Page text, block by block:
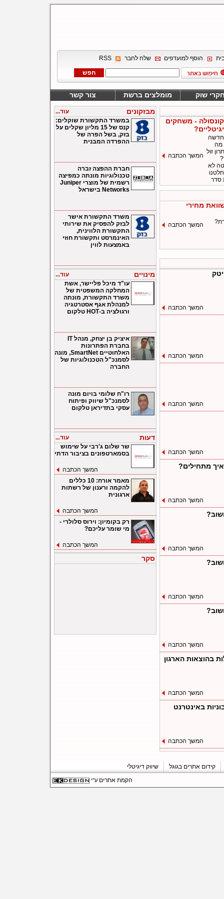
הוסף למועדפים שלח לחבר RSS
שוק מומלצים ברשת צור קשר
מבזקונים
עוד...
במשרד התקשורת שוקלים:
קנס של 15 מליון שקלים על
בזק, בשל הפרה של
ההפרדה המבנית
חברת ההפצה זברה
טכנולוגיות מונתה כמפיצה
רשמית של מוצרי Juniper
Networks בישראל
משרד התקשורת אישר
לבזק להפסיק את שירותי
התקשורת הלווינית,
האינמרסט ותקשורת חוזי
באמצעות לווין
מינויים
עוד...
עו"ד מיכל פליישר, אשת
המחלקה המשפטית של
משרד התקשורת, מונתה
למנהלת אגף אסטרטגיה
ורגולציה ב-HOT טלקום
איציק בן יצחק, מנהל IT
בחברת הפתרונות
האלחוטיים SmartNet, מונה
לסמנכ"ל הטכנולוגיות של
החברה
רו"ח שלומי בויום מונה
לסמנכ"ל שיווק ופיתוח
עסקי בתדיראן טלקום
דעות
עוד...
שר שלום ג'רבי על שימוש
בסמארטפונים בציבור הדתי
המשך הכתבה
מאמר אורח: 10 כללים
להקמה ורענון של רשתות
ארגונית
המשך הכתבה
רק בקומיון: וירוס סלולרי -
מי שומר עליכם?
המשך הכתבה
סקר
- משחקים
חדשה
מה
זול
לא
סדר
המשך הכתבה
מחירי
המשך הכתבה
המשך הכתבה
המשך הכתבה
המשך הכתבה
המשך הכתבה
איך מתחילים?
המשך הכתבה
המשך הכתבה
המשך הכתבה
המשך הכתבה
בהוצאות הארגון
המשך הכתבה
באינטרנט
המשך הכתבה
קידום אתרים בגוגל
שיווק דיגיטלי
הקמת אתרים ע"י